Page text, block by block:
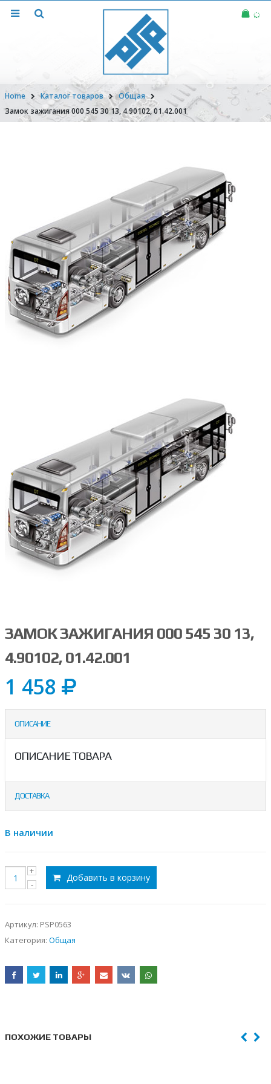
Home Каталог товаров
Общая
Замок зажигания 000 545 30 13, 4.90102, 01.42.001
ЗАМОК ЗАЖИГАНИЯ 000 545 30 13,
4.90102, 01.42.001
1 458
ОПИСАНИЕ
ОПИСАНИЕ ТОВАРА
ДОСТАВКА
В наличии
Добавить в корзину
Артикул: PSP0563
Категория: Общая
ПОХОЖИЕ ТОВАРЫ